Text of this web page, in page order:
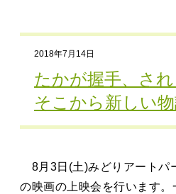
お休み中
でんぱた
2018年7月14日
たかが握手、さ
そこから新しい物
8月3日(土)みどりアートパ
の映画の上映会を行います